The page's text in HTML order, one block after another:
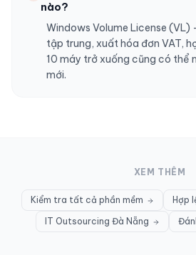
nào?
Windows Volume License
tập trung, xuất hóa đơn VAT,
10 máy trở xuống cũng có thể
mới.
XEM THÊM
Kiểm tra tất cả phần mềm
Hợp
IT Outsourcing Đà Nẵng